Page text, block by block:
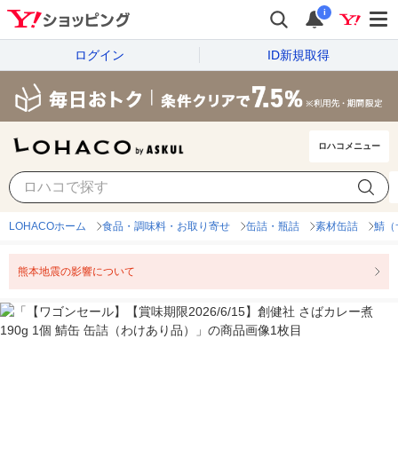
i
ログイン ID新規取得
ロハコメニュー
LOHACOホーム 食品・調味料・お取り寄せ 缶詰・瓶詰 素材缶詰 鯖（
熊本地震の影響について